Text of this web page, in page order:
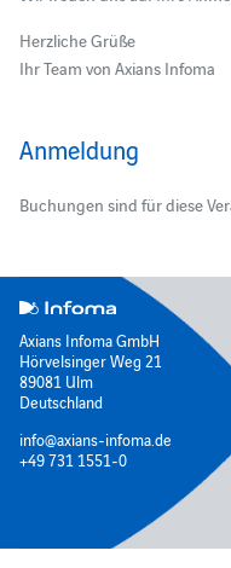
Herzliche Grüße
Ihr Team von Axians Infoma
Anmeldung
Buchungen sind für diese
Axians Infoma GmbH
Hörvelsinger Weg 21
89081 Ulm
Deutschland
info@axians-infoma.de
+49 731 1551-0